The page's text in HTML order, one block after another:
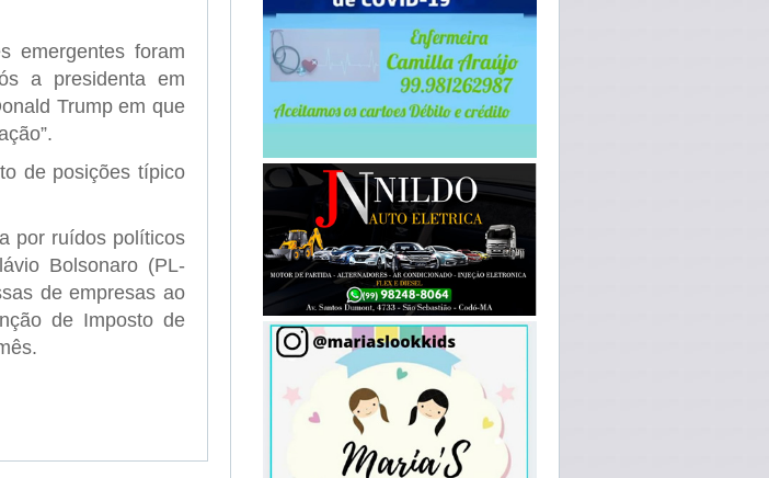
emergentes foram
a presidenta em
Trump em que
de posições típico
por ruídos políticos
Bolsonaro (PL-
de empresas ao
de Imposto de